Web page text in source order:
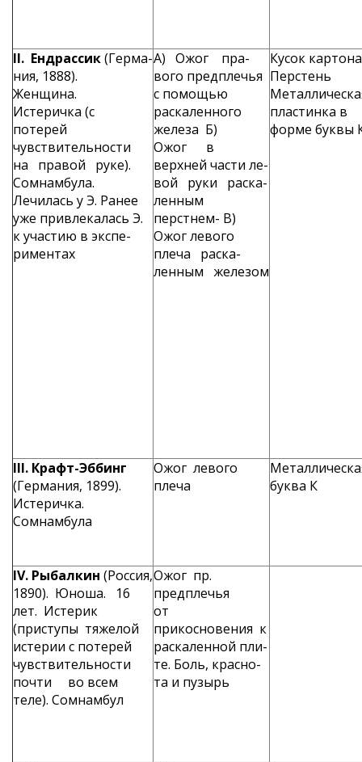
II. Ендрассик(Герма­
ния, 1888).
Женщина.
Истеричка (с
потерей
чувствитель­ности
на правой руке).
Сомнамбула.
Лечилась у Э. Ранее
уже привлека­лась Э.
к участию в экспе­
риментах
А) Ожог пра­
вого предплечья
с помощью
раска­ленного
железа Б)
Ожог в
верхней части ле­
вой руки раска­
ленным
перстнем- В)
Ожог лево­го
плеча раска­
ленным железом
Кусок
Пер­стень
пластинка в
форме буквы
III. Крафт-Эббинг
(Германия, 1899).
Истеричка.
Сомнамбула
Ожог левого
плеча
буква К
IV. Рыбалкин (Россия,
1890). Юноша. 16
лет. Исте­рик
(приступы тяжелой
истерии с потерей
чувствительности
почти во всем
теле). Сомнамбул
Ожог пр.
предплечья
от
прикосновения к
раскаленной пли­
те. Боль, красно­
та и пузырь